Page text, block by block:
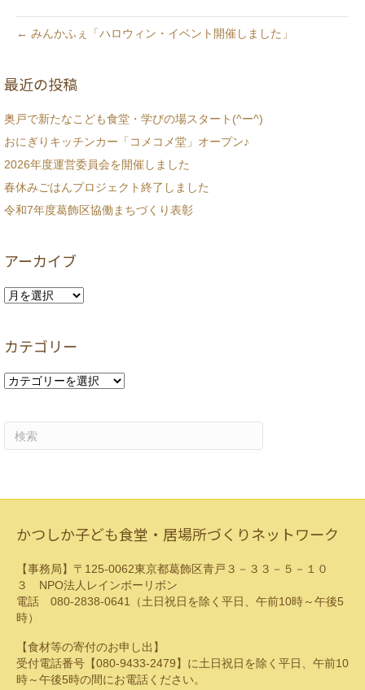
← みんかふぇ「ハロウィン・イベント開催しました」
最近の投稿
奥戸で新たなこども食堂・学びの場スタート(^ー^)
おにぎりキッチンカー「コメコメ堂」オープン♪
2026年度運営委員会を開催しました
春休みごはんプロジェクト終了しました
令和7年度葛飾区協働まちづくり表彰
アーカイブ
ア
イ
カテゴリー
カ
かつしか子ども食堂・居場所づくりネットワーク
【事務局】〒125-0062東京都葛飾区青戸３－３３－５－１０
３ NPO法人レインボーリボン
電話 080-2838-0641（土日祝日を除く平日、午前10時～午後5
時）
【食材等の寄付のお申し出】
受付電話番号【080-9433-2479】に土日祝日を除く平日、午前10
時～午後5時の間にお電話ください。